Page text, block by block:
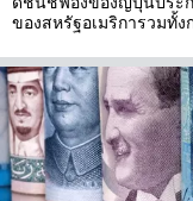
ของสหรัฐอเมริการวมทั้
994
1242
973
880
1246